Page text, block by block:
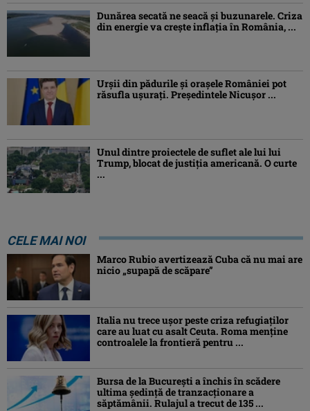
Dunărea secată ne seacă și buzunarele. Criza
din energie va crește inflația în România, ...
Urșii din pădurile și orașele României pot
răsufla ușurați. Președintele Nicușor ...
Unul dintre proiectele de suflet ale lui lui
Trump, blocat de justiția americană. O curte
...
CELE MAI NOI
Marco Rubio avertizează Cuba că nu mai are
nicio „supapă de scăpare”
Italia nu trece ușor peste criza refugiaților
care au luat cu asalt Ceuta. Roma menține
controalele la frontieră pentru ...
Bursa de la București a închis în scădere
ultima ședință de tranzacționare a
săptămânii. Rulajul a trecut de 135 ...